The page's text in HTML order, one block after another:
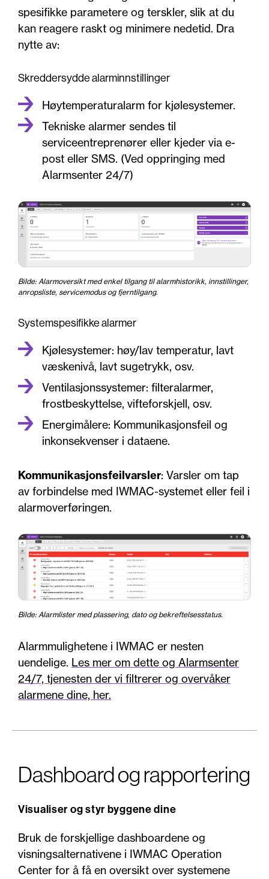
spesifikke parametere og terskler, slik at du
kan reagere raskt og minimere nedetid. Dra
nytte av:
Skreddersydde alarminnstillinger
Høytemperaturalarm for kjølesystemer.
Tekniske alarmer sendes til
serviceentreprenører eller kjeder via e-
post eller SMS. (Ved oppringing med
Alarmsenter 24/7)
Bilde: Alarmoversikt med enkel tilgang til alarmhistorikk, innstillinger,
anropsliste, servicemodus og fjerntilgang.
Systemspesifikke alarmer
Kjølesystemer: høy/lav temperatur, lavt
væskenivå, lavt sugetrykk, osv.
Ventilasjonssystemer: filteralarmer,
frostbeskyttelse, vifteforskjell, osv.
Energimålere: Kommunikasjonsfeil og
inkonsekvenser i dataene.
Kommunikasjonsfeilvarsler: Varsler om tap
av forbindelse med IWMAC-systemet eller feil i
alarmoverføringen.
Bilde: Alarmlister med plassering, dato og bekreftelsesstatus.
Alarmmulighetene i IWMAC er nesten
uendelige. Les mer om dette og Alarmsenter
24/7, tjenesten der vi filtrerer og overvåker
alarmene dine, her.
Dashboard og rapportering
Visualiser og styr byggene dine
Bruk de forskjellige dashboardene og
visningsalternativene i IWMAC Operation
Center for å få en oversikt over systemene